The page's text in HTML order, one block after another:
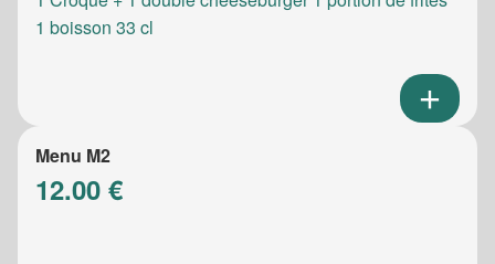
1 boisson 33 cl
Menu M2
12.00 €